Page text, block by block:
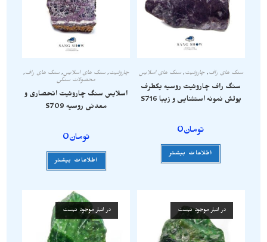
سنگ های راف,چاروئیت,سنگ های اسلایس
سنگ راف چاروئیت روسیه یکطرف
پولش نمونه استثنایی و زیبا S716
تومان0
اطلاعات بیشتر
چاروئیت,سنگ های اسلایس,سنگ های راف,
محصولات سنگی
اسلایس سنگ چاروئیت انحصاری و
معدنی روسیه S709
تومان0
اطلاعات بیشتر
در انبار موجود نیست در انبار موجود نیست